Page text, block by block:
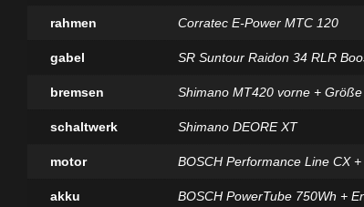
rahmen Corratec E-Power MTC 120
gabel SR Suntour Raidon 34 RLR
bremsen Shimano MT420 vorne +
schaltwerk Shimano DEORE XT
motor BOSCH Performance Line CX
akku BOSCH PowerTube 750Wh +